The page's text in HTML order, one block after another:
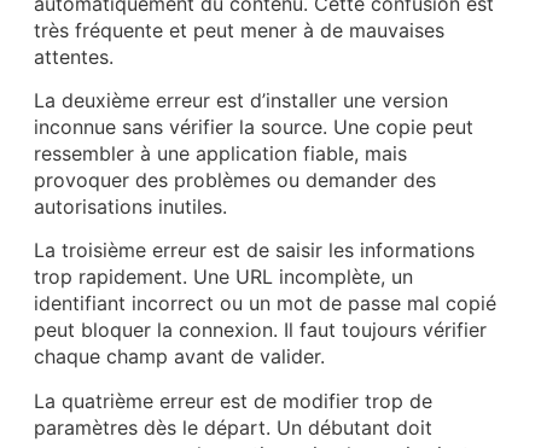
très fréquente et peut mener à de mauvaises
attentes.
La deuxième erreur est d’installer une version
inconnue sans vérifier la source. Une copie peut
ressembler à une application fiable, mais
provoquer des problèmes ou demander des
autorisations inutiles.
La troisième erreur est de saisir les informations
trop rapidement. Une URL incomplète, un
identifiant incorrect ou un mot de passe mal copié
peut bloquer la connexion. Il faut toujours vérifier
chaque champ avant de valider.
La quatrième erreur est de modifier trop de
paramètres dès le départ. Un débutant doit